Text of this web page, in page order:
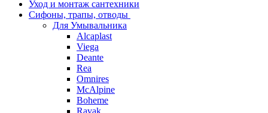
Уход и монтаж сантехники
Сифоны, трапы, отводы
Для Умывальника
Alcaplast
Viega
Deante
Rea
Omnires
McAlpine
Boheme
Ravak